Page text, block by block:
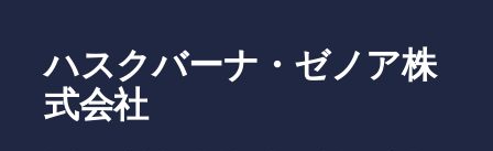
ハスクバーナ・ゼノア株
式会社